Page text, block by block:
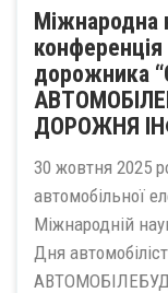
Міжнародна
дорожника
ДОРОЖНЯ
30 жовтня 2025
автомобільної
Міжнародній
Дня